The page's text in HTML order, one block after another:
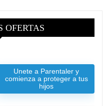
OFERTAS
Unete a Parentaler y
comienza a proteger a tus
hijos